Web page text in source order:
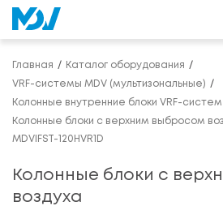
Главная Каталог оборудования
VRF-системы MDV (мультизональные)
Колонные внутренние блоки VRF-систем
Колонные блоки с верхним выбросом
MDVIFST-120HVR1D
Колонные блоки с
воздуха